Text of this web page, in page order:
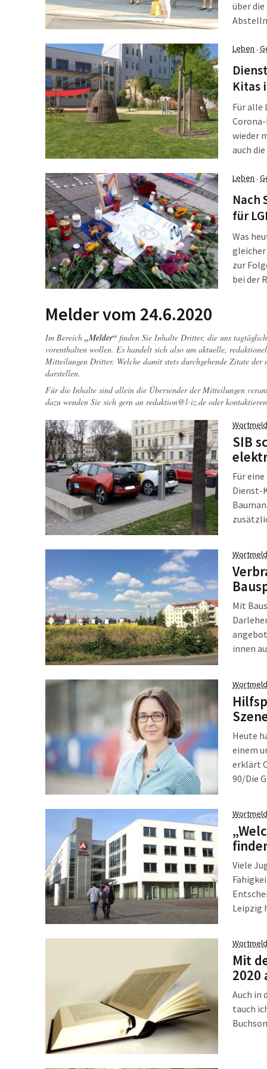
über
der
Leben ·
Kitas
Für alle
wieder
auch
2020, in
Leben ·
Nach
für
Was
gleicher
zur
bei der
Melder vom 24.6.2020
Im Bereich „Melder“ finden Sie Inhalte Dritter, die uns
vorenthalten wollen. Es handelt sich also um aktuelle,
Mitteilungen Dritter. Welche damit stets durchgehende Zitate
darstellen.
Für die Inhalte sind allein die Übersender der Mitteilungen
dazu wenden Sie sich gern an redaktion@l-iz.de oder
SIB
Für
Dienst-
Mit
innen
Heute
einem
erklärt
90/Die
Viele
Leipzig
Mit
2020
Auch in
tauch